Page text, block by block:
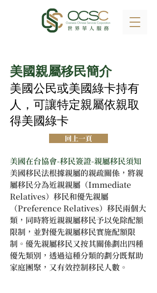
美國親屬移民簡介
美國公民或美國綠卡持有
人，可讓特定親屬依親取
得美國綠卡
回上一頁
美國在台協會-移民簽證-親屬移民須知
美國移民法根據親屬的親疏關係，將親
屬移民分為近親親屬（Immediate
Relatives）移民和優先親屬
（Preference Relatives）移民兩個大
類，同時將近親親屬移民予以免除配額
限制，並對優先親屬移民實施配額限
制。優先親屬移民又按其關係劃出四種
優先類別，透過這種分類的劃分既幫助
家庭團聚，又有效控制移民人數。